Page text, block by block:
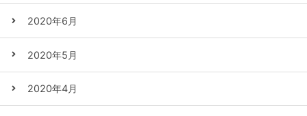
2020年6月
2020年5月
2020年4月